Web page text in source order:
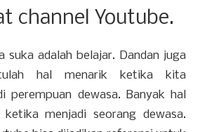
channel Youtube.
suka adalah belajar. Dandan juga
hal menarik ketika kita
perempuan dewasa. Banyak hal
menjadi seorang dewasa.